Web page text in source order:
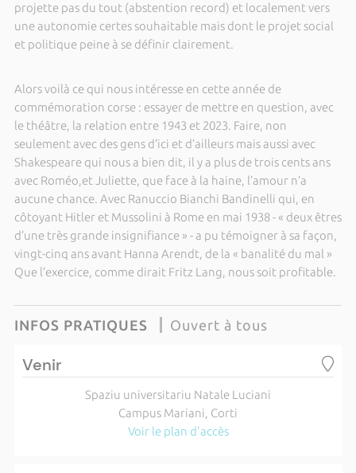
projette pas du tout (abstention record) et localement vers
une autonomie certes souhaitable mais dont le projet social
et politique peine à se définir clairement.
Alors voilà ce qui nous intéresse en cette année de
commémoration corse : essayer de mettre en question, avec
le théâtre, la relation entre 1943 et 2023. Faire, non
seulement avec des gens d’ici et d’ailleurs mais aussi avec
Shakespeare qui nous a bien dit, il y a plus de trois cents ans
avec Roméo,et Juliette, que face à la haine, l’amour n’a
aucune chance. Avec Ranuccio Bianchi Bandinelli qui, en
côtoyant Hitler et Mussolini à Rome en mai 1938 - « deux êtres
d’une très grande insignifiance » - a pu témoigner à sa façon,
vingt-cinq ans avant Hanna Arendt, de la « banalité du mal »
Que l’exercice, comme dirait Fritz Lang, nous soit profitable.
INFOS PRATIQUES Ouvert à tous
Venir
Spaziu universitariu Natale Luciani
Campus Mariani, Corti
Voir le plan d'accès